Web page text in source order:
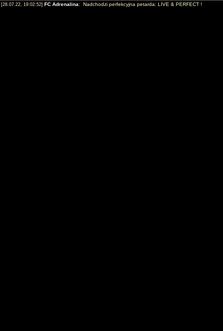
[28.07.22, 19:02:52] FC Adrenalina: Nadchodzi perfekcyjna petarda: LIVE & PERFECT !